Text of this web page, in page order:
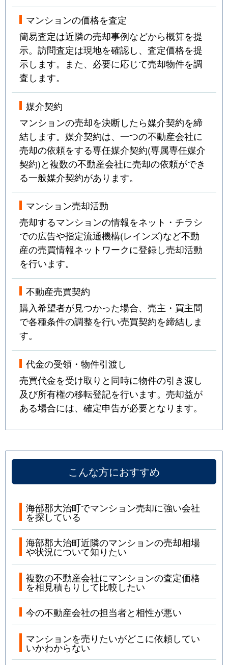
マンションの価格を査定
簡易査定は近隣の売却事例などから概算を提
示。訪問査定は現地を確認し、査定価格を提
示します。また、必要に応じて売却物件を調
査します。
媒介契約
マンションの売却を決断したら媒介契約を締
結します。媒介契約は、一つの不動産会社に
売却の依頼をする専任媒介契約(専属専任媒介
契約)と複数の不動産会社に売却の依頼ができ
る一般媒介契約があります。
マンション売却活動
売却するマンションの情報をネット・チラシ
での広告や指定流通機構(レインズ)など不動
産の売買情報ネットワークに登録し売却活動
を行います。
不動産売買契約
購入希望者が見つかった場合、売主・買主間
で各種条件の調整を行い売買契約を締結しま
す。
代金の受領・物件引渡し
売買代金を受け取りと同時に物件の引き渡し
及び所有権の移転登記を行います。売却益が
ある場合には、確定申告が必要となります。
こんな方におすすめ
海部郡大治町でマンション売却に強い会社
を探している
海部郡大治町近隣のマンションの売却相場
や状況について知りたい
複数の不動産会社にマンションの査定価格
を相見積もりして比較したい
今の不動産会社の担当者と相性が悪い
マンションを売りたいがどこに依頼してい
いかわからない